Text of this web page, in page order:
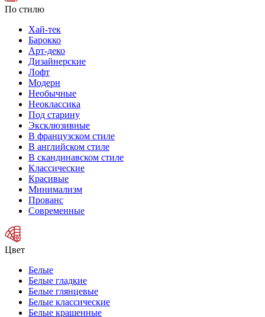
По стилю
Хай-тек
Барокко
Арт-деко
Дизайнерские
Лофт
Модерн
Необычные
Неоклассика
Под старину
Эксклюзивные
В французском стиле
В английском стиле
В скандинавском стиле
Классические
Красивые
Минимализм
Прованс
Современные
Цвет
Белые
Белые гладкие
Белые глянцевые
Белые классические
Белые крашенные